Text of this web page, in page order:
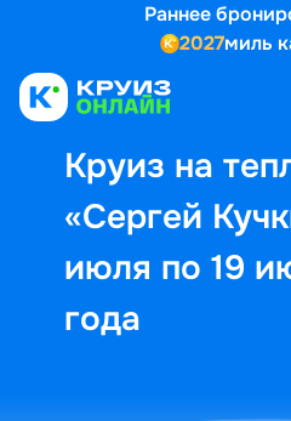
Раннее
2027миль
Круиз на
«Сергей
июля по 19
года
Выбор